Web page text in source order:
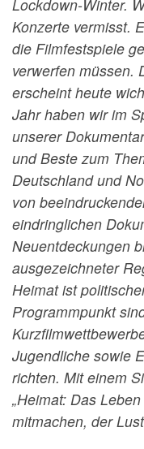
Lockdown-Winter.
Konzerte vermisst.
die Filmfestspiele
verwerfen müssen.
erscheint heute
Jahr haben wir im
unserer
und Beste zum
Deutschland und
von
eindringlichen
Neuentdeckungen
ausgezeichneter
Heimat ist
Programmpunkt
Jugendliche sowie
richten. Mit einem
„Heimat: Das
mitmachen, der